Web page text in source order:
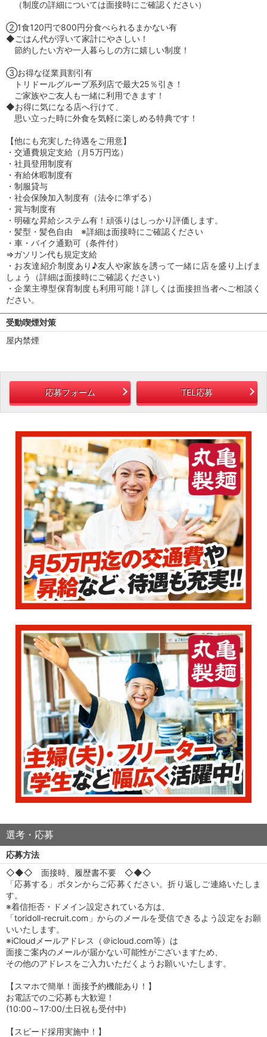
（制度の詳細については面接時にご確認ください）
②1食120円で800円分食べられるまかない有
◆ごはん代が浮いて家計にやさしい！
節約したい方や一人暮らしの方に嬉しい制度！
③お得な従業員割引有
トリドールグループ系列店で最大25％引き！
ご家族やご友人も一緒に利用できます！
◆お得に気になる店へ行けて、
思い立った時に外食を気軽に楽しめる特典です！
【他にも充実した待遇をご用意】
・交通費規定支給（月5万円迄）
・社員登用制度有
・有給休暇制度有
・制服貸与
・社会保険加入制度有（法令に準ずる）
・賞与制度有
・明確な昇給システム有！頑張りはしっかり評価します。
・髪型・髪色自由 ※詳細は面接時にご確認ください
・車・バイク通勤可（条件付）
⇒ガソリン代も規定支給
・お友達紹介制度あり♪友人や家族を誘って一緒に店を盛り上げま
しょう（詳細は面接時にご確認ください）
・企業主導型保育制度も利用可能！詳しくは面接担当者へご相談く
ださい。
受動喫煙対策
屋内禁煙
応募フォーム TEL応募
選考・応募
応募方法
◇◆◇ 面接時、履歴書不要 ◇◆◇
「応募する」ボタンからご応募ください。折り返しご連絡いたしま
す。
※着信拒否・ドメイン設定されている方は、
「toridoll-recruit.com」からのメールを受信できるよう設定をお願
いいたします。
※iCloudメールアドレス（＠icloud.com等）は
面接ご案内のメールが届かない可能性がございますため、
その他のアドレスをご入力いただくようお願いいたします。
【スマホで簡単！面接予約機能あり！】
お電話でのご応募も大歓迎！
(10:00～17:00/土日祝も受付中)
【スピード採用実施中！】